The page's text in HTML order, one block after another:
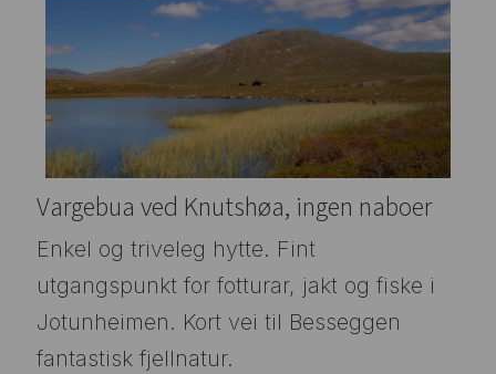
Vargebua ved Knutshøa, ingen naboer
Enkel og triveleg hytte. Fint
utgangspunkt for fotturar, jakt og fiske i
Jotunheimen. Kort vei til Besseggen
fantastisk fjellnatur.